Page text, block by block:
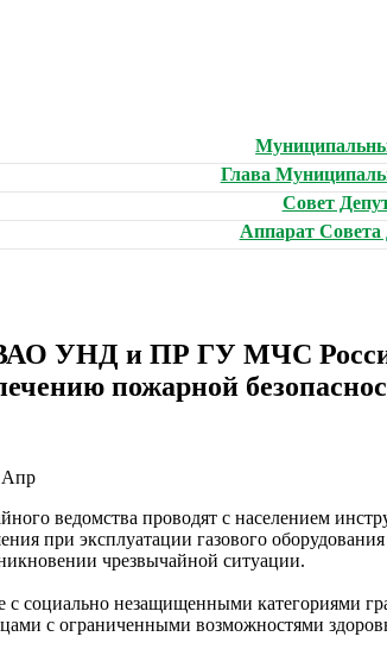
Глава
Совет
Аппарат Совета
УНД и ПР ГУ МЧС России
пожарной
Апр
ведомства проводят с населением
при эксплуатации газового
чрезвычайной ситуации.
с социально незащищенными категориями
с ограниченными возможностями